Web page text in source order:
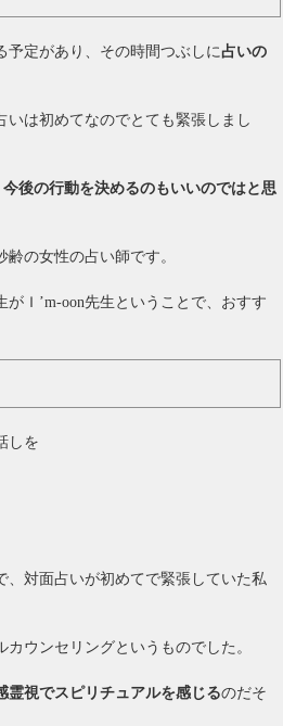
予定があり、その時間つぶしに占いの
は初めてなのでとても緊張しまし
今後の行動を決めるのもいいのではと思
の女性の占い師です。
Ｉ’m-oon先生ということで、おすす
しを
、対面占いが初めてで緊張していた私
カウンセリングというものでした。
霊視でスピリチュアルを感じるのだそ